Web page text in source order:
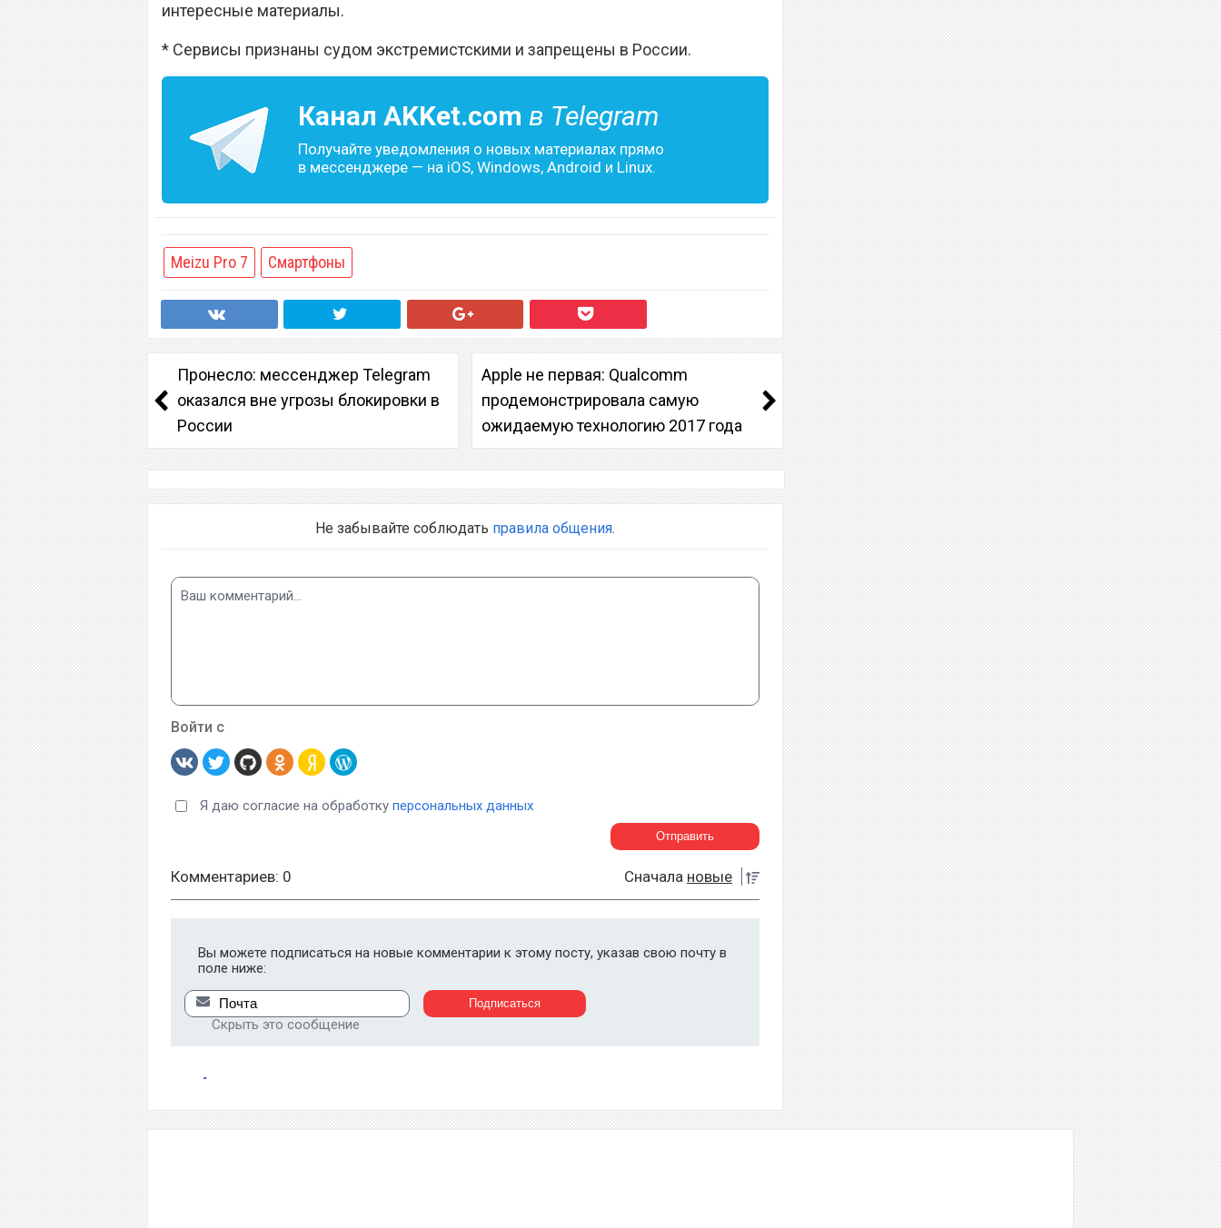
интересные материалы.
* Сервисы признаны судом экстремистскими и запрещены в России.
Канал AKKet.com в Telegram
Получайте уведомления о новых материалах прямо
в мессенджере — на iOS, Windows, Android и Linux.
Meizu Pro 7 Смартфоны
Пронесло: мессенджер Telegram
оказался вне угрозы блокировки в
России
Apple не первая: Qualcomm
продемонстрировала самую
ожидаемую технологию 2017 года
Не забывайте соблюдать правила общения.
Войти с
Я даю согласие на обработку персональных данных
Комментариев: 0 Сначала новые
Вы можете подписаться на новые комментарии к этому посту, указав свою почту в
поле ниже:
Скрыть это сообщение